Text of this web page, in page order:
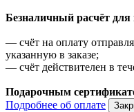
Безналичный расчёт
— счёт на оплату
указанную в заказе;
— счёт действителен в
Подарочным
Подробнее об оплате